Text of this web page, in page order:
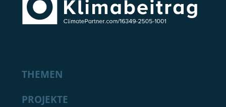
THEMEN
PROJEKTE